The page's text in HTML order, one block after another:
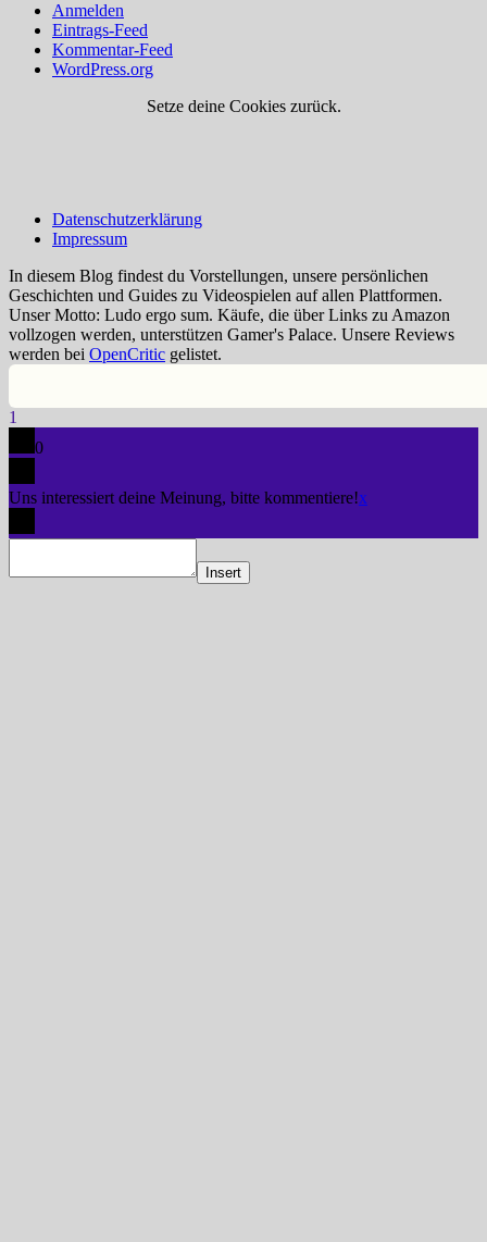
Anmelden
Eintrags-Feed
Kommentar-Feed
WordPress.org
Setze deine Cookies zurück.
Datenschutzerklärung
Impressum
In diesem Blog findest du Vorstellungen, unsere persönlichen
Geschichten und Guides zu Videospielen auf allen Plattformen.
Unser Motto: Ludo ergo sum. Käufe, die über Links zu Amazon
vollzogen werden, unterstützen Gamer's Palace. Unsere Reviews
werden bei OpenCritic gelistet.
1
0
Uns interessiert deine Meinung, bitte kommentiere!x
Insert